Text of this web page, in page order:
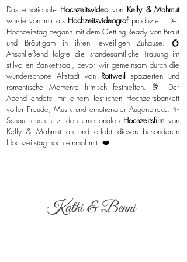
Das emotionale Hochzeitsvideovon Kelly & Mahmut
wurde von mir als Hochzeitsvideograf produziert. Der
Hochzeitstag begann mit dem Getting Ready von Braut
und Bräutigam in ihren jeweiligen Zuhause. 💍
Anschließend folgte die standesamtliche Trauung im
stilvollen Bankettsaal, bevor wir gemeinsam durch die
wunderschöne Altstadt von Rottweil spazierten und
romantische Momente filmisch festhielten. 🥂 Der
Abend endete mit einem festlichen Hochzeitsbankett
voller Freude, Musik und emotionaler Augenblicke. ✨
Schaut euch jetzt den emotionalen Hochzeitsfilmvon
Kelly & Mahmut an und erlebt diesen besonderen
Hochzeitstag noch einmal mit. ❤️
Kathi & Benni